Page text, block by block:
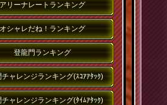
アリーナレートランキング
オシャレだね！ランキング
登龍門ランキング
ャレンジランキング(ｽｺｱｱﾀｯｸ)
ャレンジランキング(ﾀｲﾑｱﾀｯｸ)